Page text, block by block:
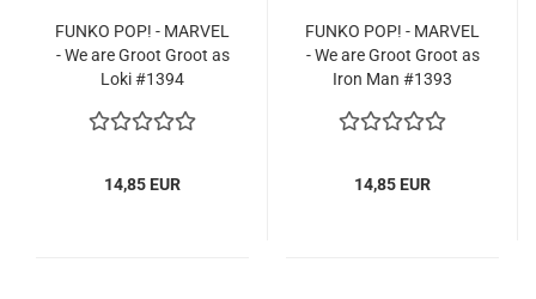
FUNKO POP! - MAR­VEL
- We are Groot Groot as
Loki #1394
14,85 EUR
FUNKO POP! - MAR­VEL
- We are Groot Groot as
Iron Man #1393
14,85 EUR